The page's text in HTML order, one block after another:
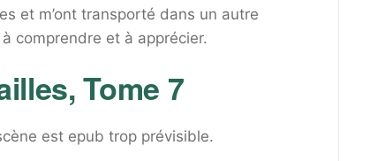
et m’ont transporté dans un autre
comprendre et à apprécier.
Tome 7
est epub trop prévisible.